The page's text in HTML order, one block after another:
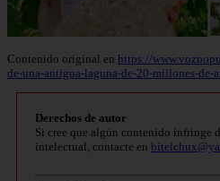
Contenido original en https://
de-una-antigua-laguna-de-20-millones-de-
Derechos de autor
Si cree que algún contenido infringe
intelectual, contacte en